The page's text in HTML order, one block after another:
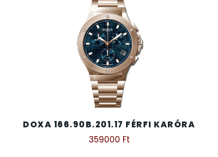
DOXA 166.90B.201.17 FÉRFI KARÓRA
359000 Ft
TIMESTAR HÁLÓZATI ÉBRESZTŐÓRÁK
TISSOT